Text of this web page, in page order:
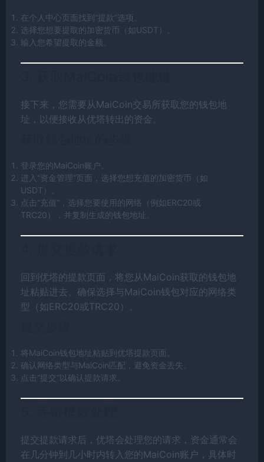
在个人中心页面找到“提款”选项。
选择您想要提取的加密货币（如USDT）。
输入您希望提取的金额。
接下来，您需要从MaiCoin交易所获取您的钱包地
址，以便接收从优塔转出的资金。
登录您的MaiCoin账户。
进入“资金管理”页面，选择您想充值的加密货币（如
USDT）。
点击“充值”，选择您要使用的网络（例如ERC20或
TRC20），并复制生成的钱包地址。
回到优塔的提款页面，将您从MaiCoin获取的钱包地
址粘贴进去。确保选择与MaiCoin钱包对应的网络类
型（如ERC20或TRC20）。
将MaiCoin钱包地址粘贴到优塔提款页面。
确认网络类型与MaiCoin匹配，避免资金丢失。
点击“提交”以确认提款请求。
提交提款请求后，优塔会处理您的请求，资金通常会
在几分钟到几小时内转入您的MaiCoin账户，具体时